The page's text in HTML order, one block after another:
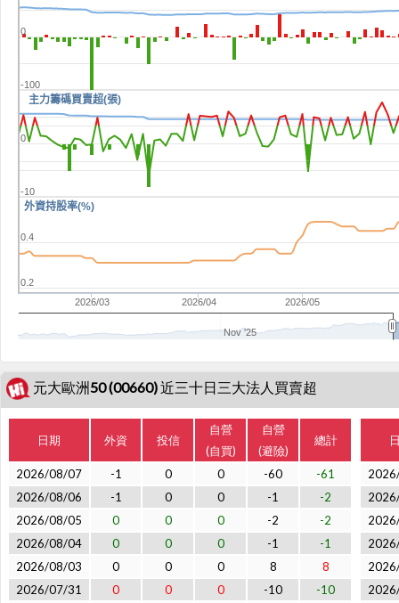
主力籌碼買賣超(張)
外資持股率(%)
2026/03 2026/04 2026/05
-100
0
-10
0
0.2
0.4
Nov '25
元大歐洲50 (00660) 近三十日三大法人買賣超
日期 外資 投信
自營
(自買)
自營
(避險)
總計
2026/08/07 -1 0 0 -60
-61
2026/08/06
-1 0 0 -1
-2
2026/08/05
0 0 0 -2
-2
2026/08/04
0 0 0 -1
-1
2026/08/03
0 0 0 8
8
2026/07/31
0 0 0 -10
-10